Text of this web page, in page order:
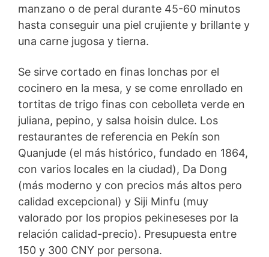
manzano o de peral durante 45-60 minutos
hasta conseguir una piel crujiente y brillante y
una carne jugosa y tierna.
Se sirve cortado en finas lonchas por el
cocinero en la mesa, y se come enrollado en
tortitas de trigo finas con cebolleta verde en
juliana, pepino, y salsa hoisin dulce. Los
restaurantes de referencia en Pekín son
Quanjude (el más histórico, fundado en 1864,
con varios locales en la ciudad), Da Dong
(más moderno y con precios más altos pero
calidad excepcional) y Siji Minfu (muy
valorado por los propios pekineseses por la
relación calidad-precio). Presupuesta entre
150 y 300 CNY por persona.